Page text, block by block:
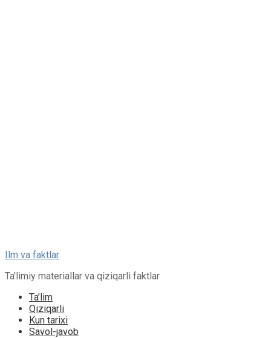
Skip
content
Ilm va faktlar
Ta'limiy materiallar va qiziqarli faktlar
Ta’lim
Qiziqarli
Kun tarixi
Savol-javob